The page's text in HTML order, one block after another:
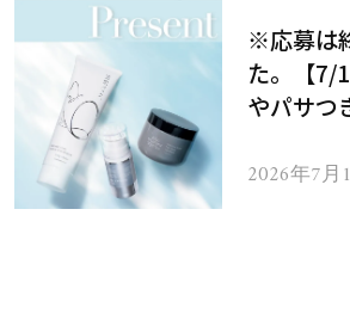
※応募は
た。【7/
やパサつ
ムを13名
2026年7月